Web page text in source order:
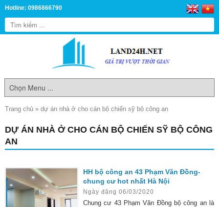
Hotline: 0986866790
Trang chủ » dự án nhà ở cho cán bộ chiến sỹ bộ công an
DỰ ÁN NHÀ Ở CHO CÁN BỘ CHIẾN SỸ BỘ CÔNG
AN
HH bộ công an 43 Phạm Văn Đồng-
chung cư hot nhất Hà Nội
Ngày đăng 06/03/2020
Chung cư 43 Phạm Văn Đồng bộ công an là